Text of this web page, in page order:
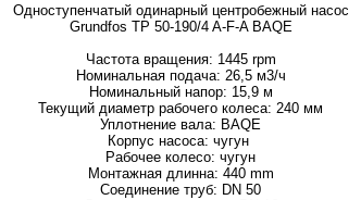
Одноступенчатый одинарный центробежный насос
Grundfos TP 50-190/4 A-F-A BAQE
Частота вращения: 1445 rpm
Номинальная подача: 26,5 м3/ч
Номинальный напор: 15,9 м
Текущий диаметр рабочего колеса: 240 мм
Уплотнение вала: BAQE
Корпус насоса: чугун
Рабочее колесо: чугун
Монтажная длинна: 440 mm
Соединение труб: DN 50